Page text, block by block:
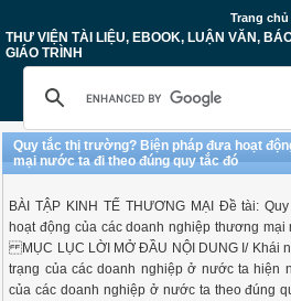
Trang chủ
THƯ VIỆN TÀI LIỆU, EBOOK, LUẬN VĂN,
GIÁO TRÌNH
Quy tắc thị trường? Biện pháp đưa hoạt
mại nước ta đi theo đúng quy tắc đó
BÀI TẬP KINH TẾ THƯƠNG MẠI Đề tài:
hoạt động của các doanh nghiệp thương
MỤC LỤC LỜI MỞ ĐẦU NỘI DUNG I/ Khái
trạng của các doanh nghiệp ở nước ta hiện
của các doanh nghiệp ở nước ta theo đúng